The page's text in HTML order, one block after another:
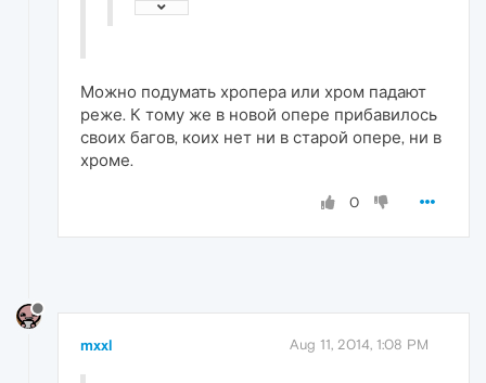
Можно подумать хропера или хром падают
реже. К тому же в новой опере прибавилось
своих багов, коих нет ни в старой опере, ни в
хроме.
0
mxxl Aug 11, 2014, 1:08 PM